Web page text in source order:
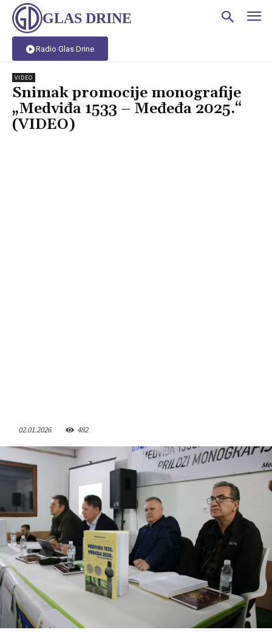
GLAS DRINE
Radio Glas Drine
VIDEO
Snimak promocije monografije
„Medviđa 1533 – Međeđa 2025.“
(VIDEO)
02.01.2026 482